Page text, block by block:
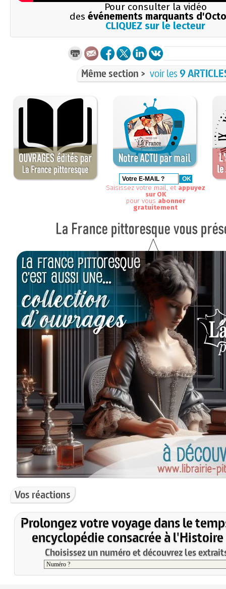
Pour consulter la vidéo
des événements marquants
CLIQUEZ sur le lecteur
Même section > voir les9
Saisissez votre mail, et appuyez
sur OK
pour vous abonner
gratuitement
Vos réactions
Prolongez votre voyage dans le
encyclopédie consacrée à l'Histoire
Choisissez un numéro et découvrez les